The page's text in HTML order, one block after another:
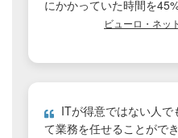
にかかっていた時間を
ビューロ・ネッ
ITが得意ではない人
て業務を任せることがで